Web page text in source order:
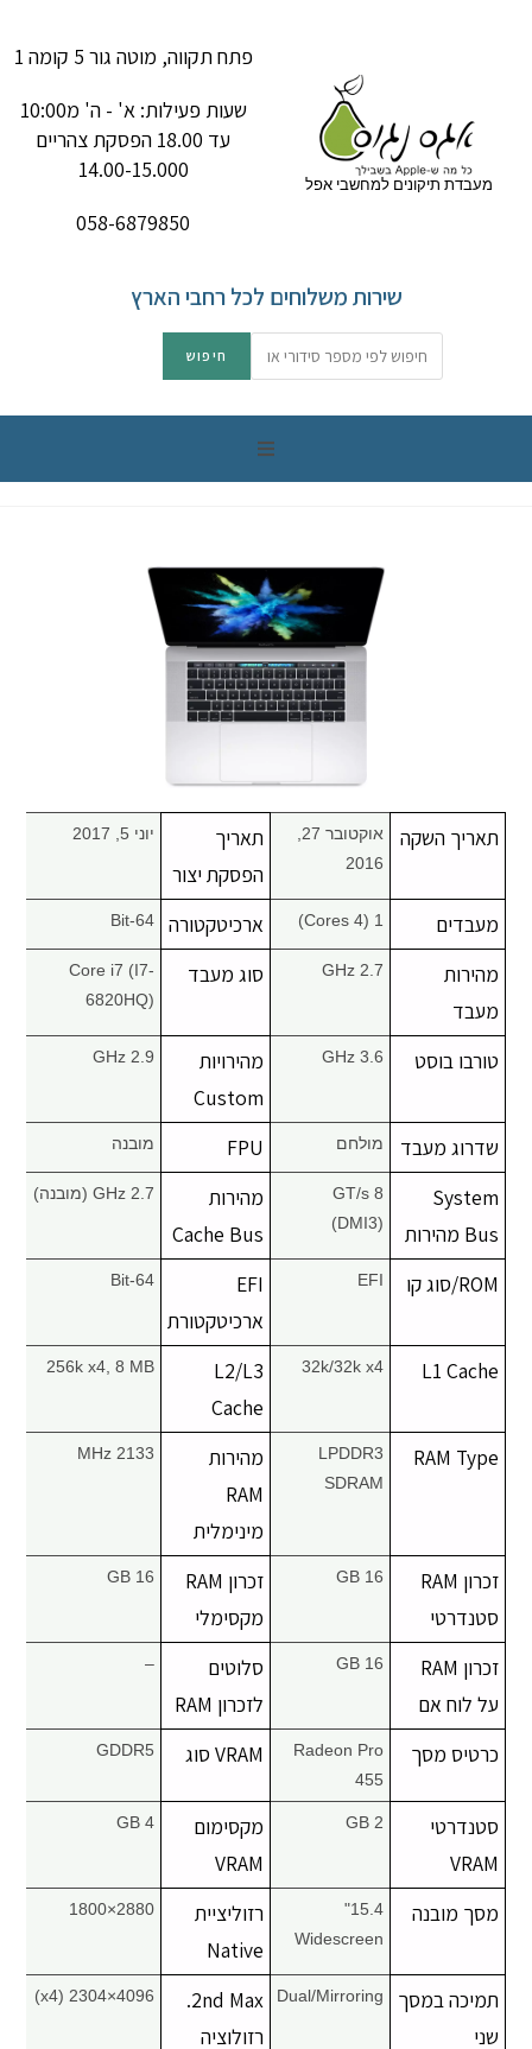
מעבדת תיקונים למחשבי אפל
פתח תקווה, מוטה גור 5 קומה 1
שעות פעילות: א' - ה' מ10:00
עד 18.00 הפסקת צהריים
14.00-15.000
058-6879850
שירות משלוחים לכל רחבי הארץ
מחשבי אפל משומשים
חלקים למק | Apple
שירות תיקונים למכשירי אפל
מדריכים
תאריך השקה
אוקטובר 27,
2016
תאריך
הפסקת יצור
יוני 5, 2017
מעבדים 1 (4 Cores) ארכיטקטורה 64-Bit
מהירות
מעבד
2.7 GHz סוג מעבד
Core i7 (I7-
6820HQ)
טורבו בוסט 3.6 GHz
מהירויות
Custom
2.9 GHz
שדרוג מעבד מולחם FPU מובנה
System
Bus מהירות
8 GT/s
(DMI3)
מהירות
Cache Bus
2.7 GHz (מובנה)
ROM/סוג קו EFI
EFI
ארכיטקטורת
64-Bit
L1 Cache
32k/32k x4
L2/L3
Cache
256k x4, 8 MB
RAM Type
LPDDR3
SDRAM
מהירות
RAM
מינימלית
2133 MHz
זכרון RAM
סטנדרטי
16 GB
זכרון RAM
מקסימלי
16 GB
זכרון RAM
על לוח אם
16 GB
סלוטים
לזכרון RAM
–
כרטיס מסך
Radeon Pro
455
VRAM סוג GDDR5
סטנדרטי
VRAM
2 GB
מקסימום
VRAM
4 GB
מסך מובנה
15.4"
Widescreen
רזוליציית
Native
2880×1800
תמיכה במסך
שני
Dual/Mirroring
2nd Max.
רזולוציה
4096×2304 (x4)